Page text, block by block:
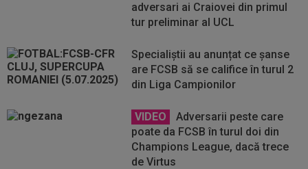
adversari ai Craiovei din primul
tur preliminar al UCL
Specialiștii au anunțat ce șanse
are FCSB să se califice în turul 2
din Liga Campionilor
VIDEO
Adversarii peste care
poate da FCSB în turul doi din
Champions League, dacă trece
de Virtus